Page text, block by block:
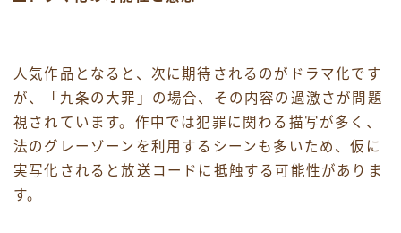
人気作品となると、次に期待されるのがドラマ化です
が、「九条の大罪」の場合、その内容の過激さが問題
視されています。作中では犯罪に関わる描写が多く、
法のグレーゾーンを利用するシーンも多いため、仮に
実写化されると放送コードに抵触する可能性がありま
す。